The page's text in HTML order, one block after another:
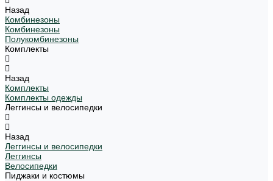
Назад
Комбинезоны
Комбинезоны
Полукомбинезоны
Комплекты
Назад
Комплекты
Комплекты одежды
Леггинсы и велосипедки
Назад
Леггинсы и велосипедки
Леггинсы
Велосипедки
Пиджаки и костюмы